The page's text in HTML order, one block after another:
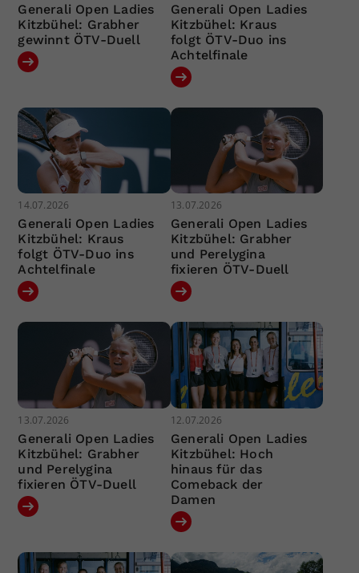
Generali Open Ladies
Kitzbühel: Grabher
gewinnt ÖTV-Duell
Generali Open Ladies
Kitzbühel: Kraus
folgt ÖTV-Duo ins
Achtelfinale
14.07.2026
Generali Open Ladies
Kitzbühel: Kraus
folgt ÖTV-Duo ins
Achtelfinale
13.07.2026
Generali Open Ladies
Kitzbühel: Grabher
und Perelygina
fixieren ÖTV-Duell
13.07.2026
Generali Open Ladies
Kitzbühel: Grabher
und Perelygina
fixieren ÖTV-Duell
12.07.2026
Generali Open Ladies
Kitzbühel: Hoch
hinaus für das
Comeback der
Damen